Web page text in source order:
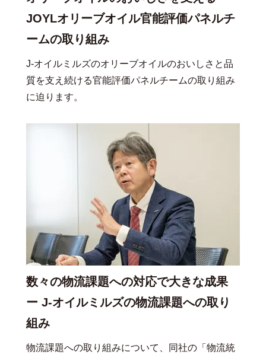
JOYLオリーブオイル官能評価パネルチ
ームの取り組み
J-オイルミルズのオリーブオイルのおいしさと品
質を支え続ける官能評価パネルチームの取り組み
に迫ります。
数々の物流課題への対応で大きな成果
ー J-オイルミルズの物流課題への取り
組み
物流課題への取り組みについて、同社の「物流統